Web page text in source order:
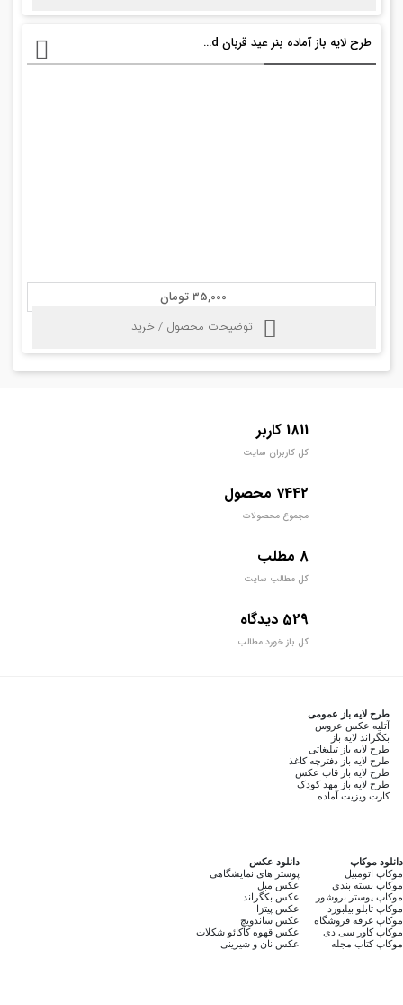
طرح لایه باز آماده بنر عید قربان psd
35,000 تومان
توضیحات محصول / خرید
1811 کاربر
کل کاربران سایت
7442 محصول
مجموع محصولات
8 مطلب
کل مطالب سایت
529 دیدگاه
کل باز خورد مطالب
طرح لایه باز عمومی
آتلیه عکس عروس
بکگراند لایه باز
طرح لایه باز تبلیغاتی
طرح لایه باز دفترچه کاغذ
طرح لایه باز قاب عکس
طرح لایه باز مهد کودک
کارت ویزیت آماده
دانلود موکاپ
موکاپ اتومبیل
موکاپ بسته بندی
موکاپ پوستر بروشور
موکاپ تابلو بیلبورد
موکاپ غرفه فروشگاه
موکاپ کاور سی دی
موکاپ کتاب مجله
دانلود عکس
پوستر های نمایشگاهی
عکس مبل
عکس بکگراند
عکس پیتزا
عکس ساندویچ
عکس قهوه کاکائو شکلات
عکس نان و شیرینی